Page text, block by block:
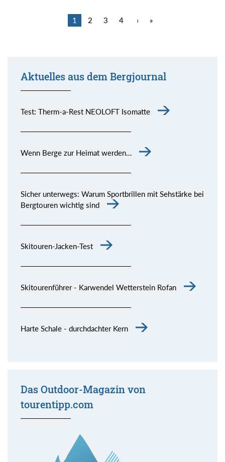
1 2 3 4 › »
Aktuelles aus dem Bergjournal
Test: Therm-a-Rest NEOLOFT Isomatte
Wenn Berge zur Heimat werden…
Sicher unterwegs: Warum Sportbrillen mit Sehstärke bei
Bergtouren wichtig sind
Skitouren-Jacken-Test
Skitourenführer - Karwendel Wetterstein Rofan
Harte Schale - durchdachter Kern
Das Outdoor-Magazin von
tourentipp.com